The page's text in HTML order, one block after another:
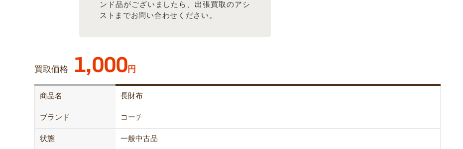
ンド品がございましたら、出張買取のアシ
ストまでお問い合わせください。
買取価格 1,000円
商品名 長財布
ブランド コーチ
状態 一般中古品